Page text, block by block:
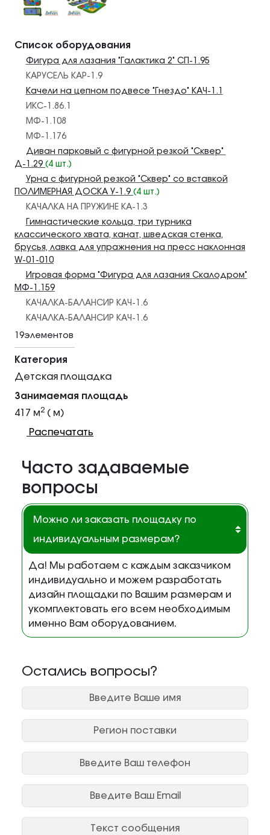
Список оборудования
Фигура для лазания "Галактика 2" СП-1.95
КАРУСЕЛЬ КАР-1.9
Качели на цепном подвесе "Гнездо" КАЧ-1.1
ИКС-1.86.1
МФ-1.108
МФ-1.176
Диван парковый с фигурной резкой "Сквер"
Д-1.29 (4 шт.)
Урна с фигурной резкой "Сквер" со вставкой
ПОЛИМЕРНАЯ ДОСКА У-1.9 (4 шт.)
КАЧАЛКА НА ПРУЖИНЕ КА-1.3
Гимнастические кольца, три турника
классического хвата, канат, шведская стенка,
брусья, лавка для упражнения на пресс наклонная
W-01-010
Игровая форма "Фигура для лазания Скалодром"
МФ-1.159
КАЧАЛКА-БАЛАНСИР КАЧ-1.6
КАЧАЛКА-БАЛАНСИР КАЧ-1.6
19элементов
Категория
Детская площадка
Занимаемая площадь
417 м2 ( м)
Распечатать
Часто задаваемые
вопросы
Можно ли заказать площадку по
индивидуальным размерам?
Да! Мы работаем с каждым заказчиком
индивидуально и можем разработать
дизайн площадки по Вашим размерам и
укомплектовать его всем необходимым
именно Вам оборудованием.
Остались вопросы?